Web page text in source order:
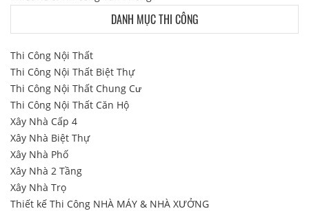
DANH MỤC THI CÔNG
Thi Công Nội Thất
Thi Công Nội Thất Biệt Thự
Thi Công Nội Thất Chung Cư
Thi Công Nội Thất Căn Hộ
Xây Nhà Cấp 4
Xây Nhà Biệt Thự
Xây Nhà Phố
Xây Nhà 2 Tầng
Xây Nhà Trọ
Thiết kế Thi Công NHÀ MÁY & NHÀ XƯỞNG